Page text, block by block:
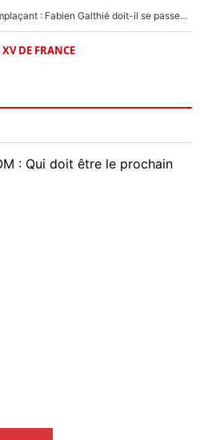
Le XV de France a trouvé son remplaçant : Fabien Galthié doit-il se passer d'Antoine Dupont ?
DE FRANCE
: Qui doit être le prochain